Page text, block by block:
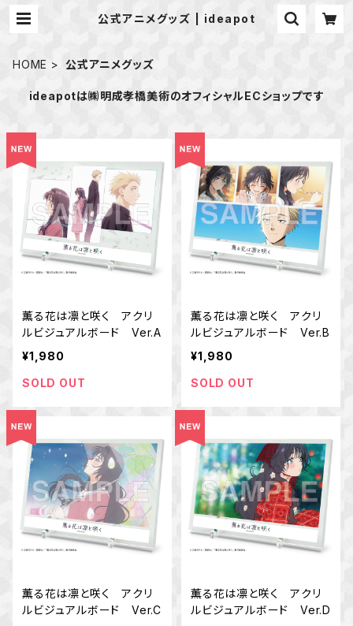
公式アニメグッズ | ideapot
HOME 公式アニメグッズ
ideapotは㈱明成孝橋美術のオフィシャルECショップです
薫る花は凛と咲く アクリ
ルビジュアルボード Ver.A
¥1,980
SOLD OUT
薫る花は凛と咲く アクリ
ルビジュアルボード Ver.B
¥1,980
SOLD OUT
薫る花は凛と咲く アクリ
ルビジュアルボード Ver.C
薫る花は凛と咲く アクリ
ルビジュアルボード Ver.D